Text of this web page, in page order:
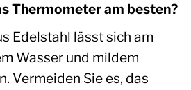
Thermometer am besten?
Edelstahl lässt sich am
Wasser und mildem
Vermeiden Sie es, das